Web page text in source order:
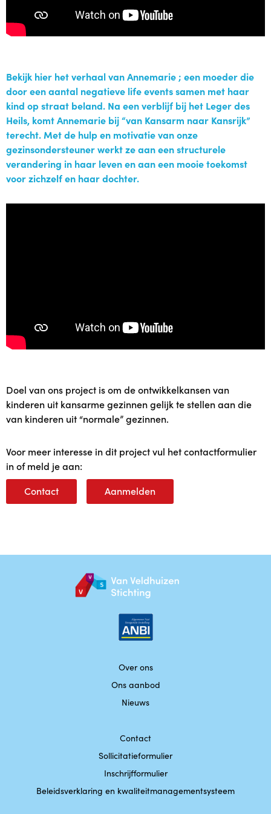
Bekijk hier het verhaal van Annemarie ; een moeder die
door een aantal negatieve life events samen met haar
kind op straat beland. Na een verblijf bij het Leger des
Heils, komt Annemarie bij “van Kansarm naar Kansrijk”
terecht. Met de hulp en motivatie van onze
gezinsondersteuner werkt ze aan een structurele
verandering in haar leven en aan een mooie toekomst
voor zichzelf en haar dochter.
Doel van ons project is om de ontwikkelkansen van
kinderen uit kansarme gezinnen gelijk te stellen aan die
van kinderen uit “normale” gezinnen.
Voor meer interesse in dit project vul het contactformulier
in of meld je aan:
Contact
Aanmelden
Over ons
Ons aanbod
Nieuws
Contact
Sollicitatieformulier
Inschrijfformulier
Beleidsverklaring en kwaliteitmanagementsysteem